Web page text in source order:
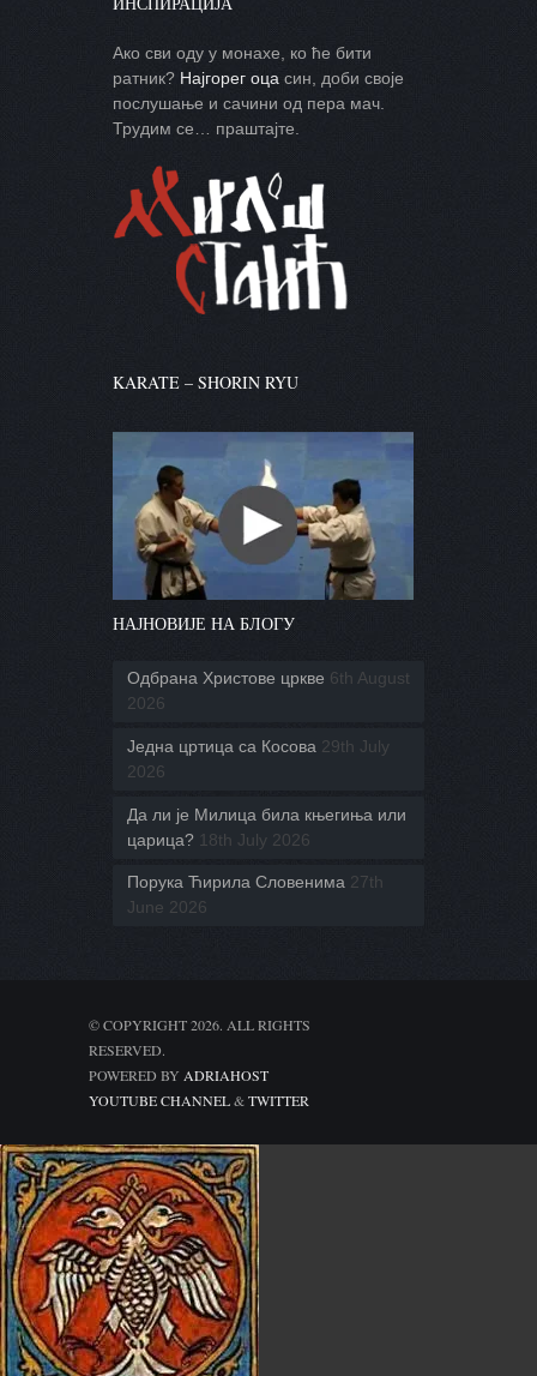
Ако сви оду у монахе, ко ће бити
ратник? Најгорег оца син, доби своје
послушање и сачини од пера мач.
Трудим се… праштајте.
KARATE – SHORIN RYU
НАЈНОВИЈЕ НА БЛОГУ
Одбрана Христове цркве 6th August
2026
Једна цртица са Косова 29th July
2026
Да ли је Милица била књегиња или
царица? 18th July 2026
Порука Ћирила Словенима 27th
June 2026
© COPYRIGHT 2026. ALL RIGHTS
RESERVED.
POWERED BY ADRIAHOST
YOUTUBE CHANNEL& TWITTER